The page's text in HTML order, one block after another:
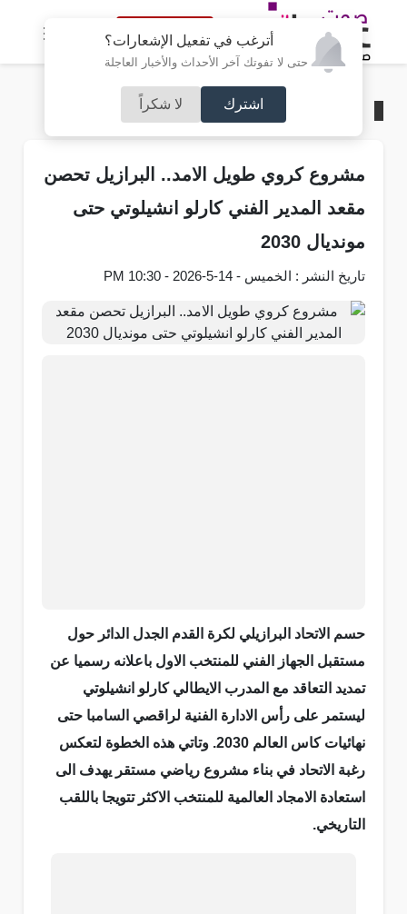
أترغب في تفعيل الإشعارات؟
حتى لا تفوتك آخر الأحداث والأخبار العاجلة
اشترك لا شكراً
النسخة الكاملة
رياضة
مشروع كروي طويل الامد.. البرازيل تحصن
مقعد المدير الفني كارلو انشيلوتي حتى
مونديال 2030
تاريخ النشر : الخميس - 14-5-2026 - 10:30 PM
حسم الاتحاد البرازيلي لكرة القدم الجدل الدائر حول
مستقبل الجهاز الفني للمنتخب الاول باعلانه رسميا عن
تمديد التعاقد مع المدرب الايطالي كارلو انشيلوتي
ليستمر على رأس الادارة الفنية لراقصي السامبا حتى
نهائيات كاس العالم 2030. وتاتي هذه الخطوة لتعكس
رغبة الاتحاد في بناء مشروع رياضي مستقر يهدف الى
استعادة الامجاد العالمية للمنتخب الاكثر تتويجا باللقب
التاريخي.